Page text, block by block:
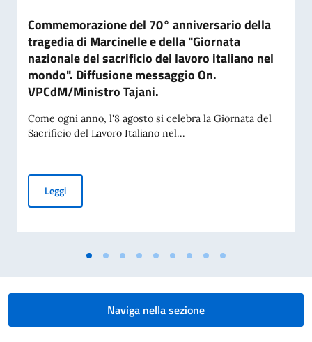
Commemorazione del 70° anniversario della
tragedia di Marcinelle e della "Giornata
nazionale del sacrificio del lavoro italiano nel
mondo". Diffusione messaggio On.
VPCdM/Ministro Tajani.
Come ogni anno, l'8 agosto si celebra la Giornata del
Sacrificio del Lavoro Italiano nel...
LeggiCommemorazione del 70° anniversario della tragedia di
Naviga nella sezione